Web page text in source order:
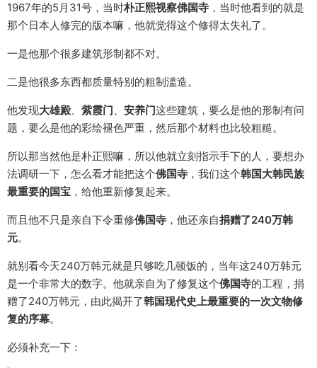
1967年的5月31号，当时朴正熙视察佛国寺 ，当时他看到的就是
那个日本人修完的版本嘛，他就觉得这个修得太失礼了。
一是他那个很多建筑形制都不对。
二是他很多东西都质量特别的粗制滥造。
他发现大雄殿、 紫霞门、 安养门这些建筑，要么是他的形制有问
题，要么是他的彩绘褪色严重，然后那个材料也比较粗糙。
所以那当然他是朴正熙嘛，所以他就立刻指示手下的人，要想办
法调研一下，怎么看才能把这个佛国寺 ，我们这个韩国大韩民族
最重要的国宝 ，给他重新修复起来。
而且他不只是亲自下令重修佛国寺 ，他还亲自捐赠了240万韩
元。
就别看今天240万韩元就是只够吃几顿饭的，当年这240万韩元
是一个非常大的数字。他就亲自为了修复这个佛国寺的工程，捐
赠了240万韩元，由此揭开了韩国现代史上最重要的一次文物修
复的序幕。
必须补充一下：